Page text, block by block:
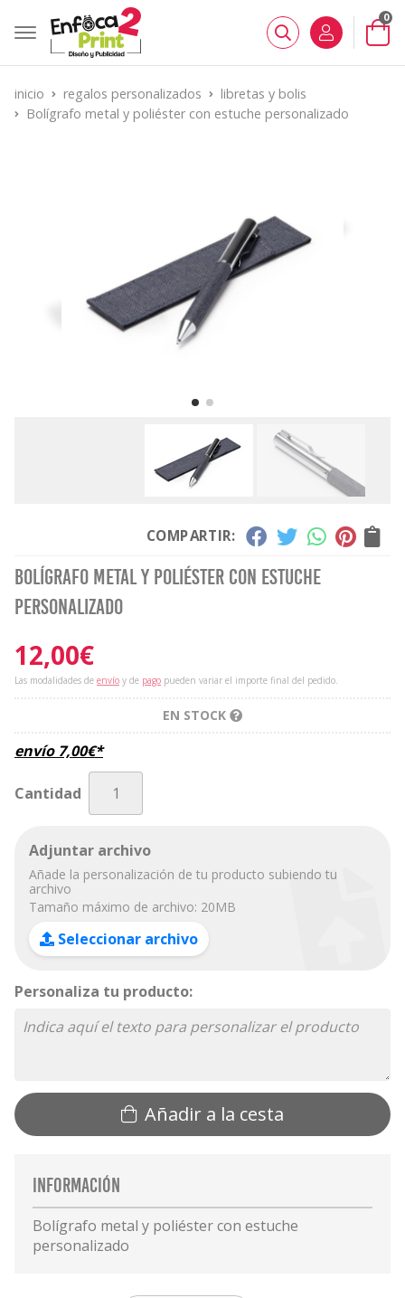
Buscar
0
inicio regalos personalizados
libretas y bolis
Bolígrafo metal y poliéster con estuche personalizado
COMPARTIR:
Bolígrafo metal y poliéster con estuche
personalizado
12,00€
Las modalidades de envío y de pago pueden variar el importe final del pedido.
EN STOCK
envío 7,00€*
Cantidad
Adjuntar archivo
Añade la personalización de tu producto subiendo tu
archivo
Tamaño máximo de archivo: 20MB
Seleccionar archivo
Personaliza tu producto:
Añadir a la cesta
Información
Bolígrafo metal y poliéster con estuche
personalizado